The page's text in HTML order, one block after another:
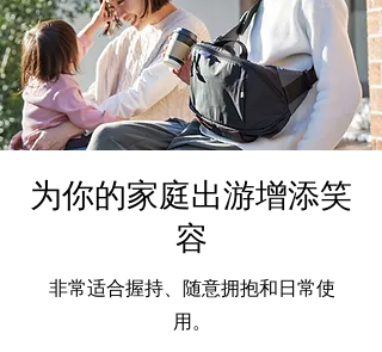
为你的家庭出游增添笑
容
非常适合握持、随意拥抱和日常使
用。